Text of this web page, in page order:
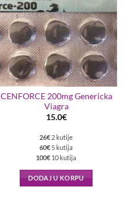
CENFORCE 200mg Genericka
Viagra
15.0€
26€ 2 kutije
60€ 5 kutija
100€ 10 kutija
DODAJ U KORPU